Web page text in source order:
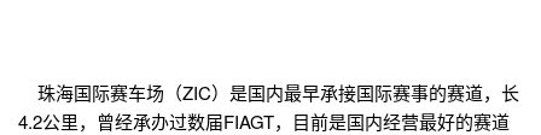
珠海国际赛车场（ZIC）是国内最早承接国际赛事的赛道，长
4.2公里，曾经承办过数届FIAGT，目前是国内经营最好的赛道